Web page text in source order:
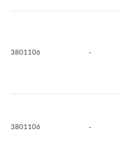
3801106 -
3801106 -